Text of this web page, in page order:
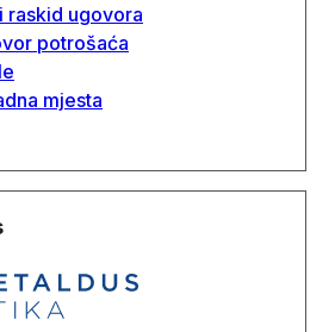
raskid ugovora
potrošaća
mjesta